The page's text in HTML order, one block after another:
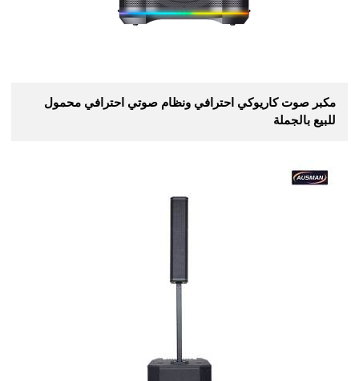
مكبر صوت كاريوكي احترافي ونظام صوتي احترافي محمول
للبيع بالجملة